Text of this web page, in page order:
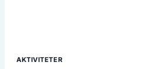
AKTIVITETER